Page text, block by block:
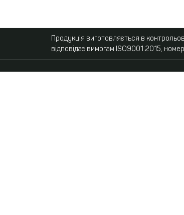
Продукція виготовляється в
відповідає вимогам ISO9001:2015,